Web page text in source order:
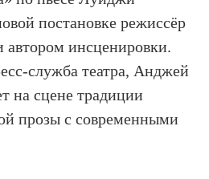
постановке режиссёр
автором инсценировки.
служба театра, Анджей
на сцене традиции
прозы с современными